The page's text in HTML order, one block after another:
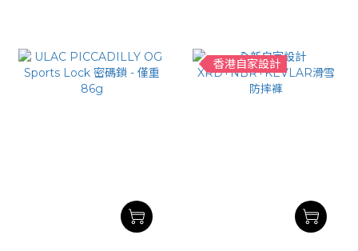
香港自家設計